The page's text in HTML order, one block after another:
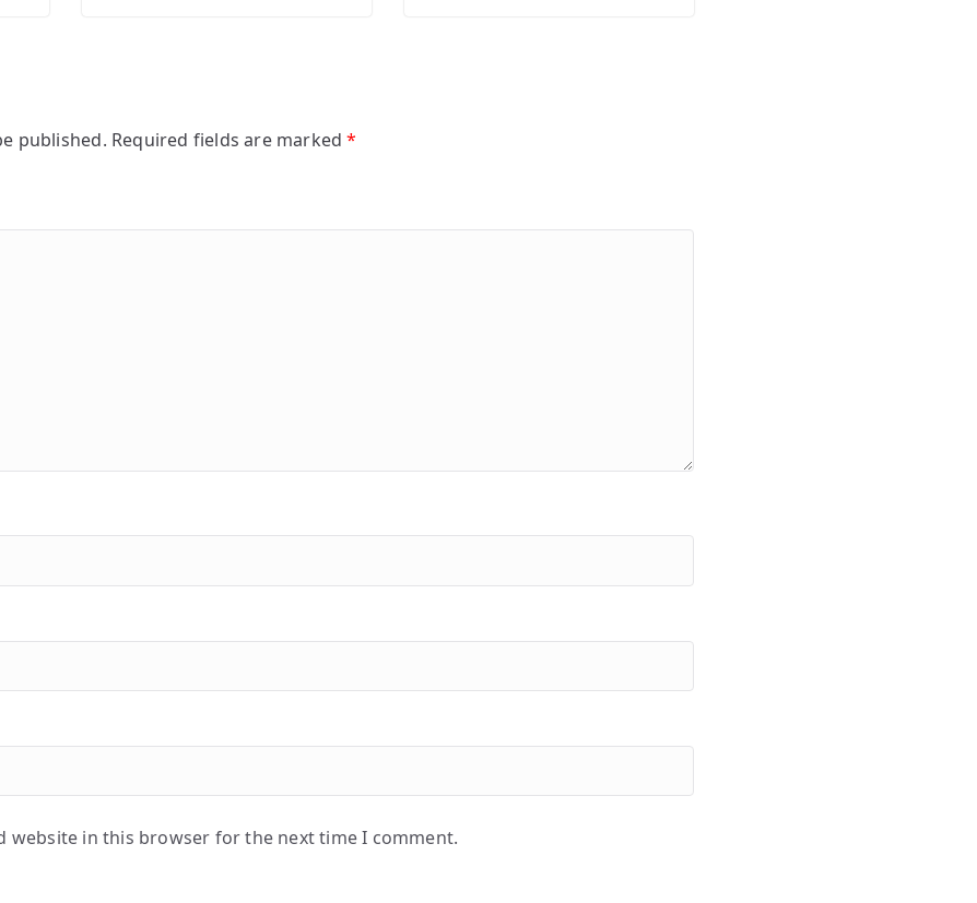
published. Required fields are marked*
website in this browser for the next time I comment.